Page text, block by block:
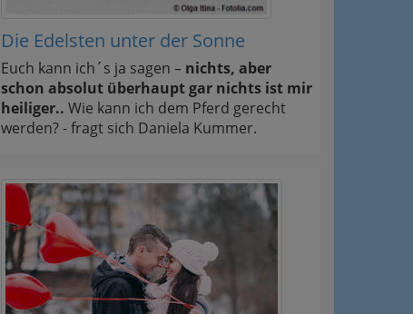
Die Edelsten unter der Sonne
Euch kann ich´s ja sagen – nichts, aber
schon absolut überhaupt gar nichts ist mir
heiliger.. Wie kann ich dem Pferd gerecht
werden? - fragt sich Daniela Kummer.